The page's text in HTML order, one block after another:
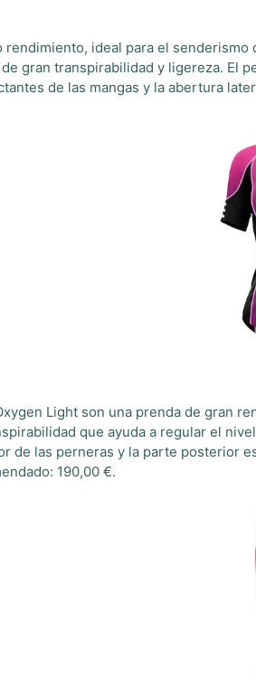
ideal para el
gran transpirabilidad y ligereza. El
de las mangas y la abertura
Light son una prenda de gran
que ayuda a regular el
de las perneras y la parte posterior
190,00 €.